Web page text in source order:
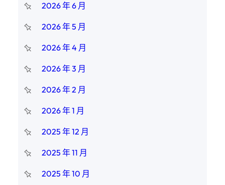
2026 年 6 月
2026 年 5 月
2026 年 4 月
2026 年 3 月
2026 年 2 月
2026 年 1 月
2025 年 12 月
2025 年 11 月
2025 年 10 月